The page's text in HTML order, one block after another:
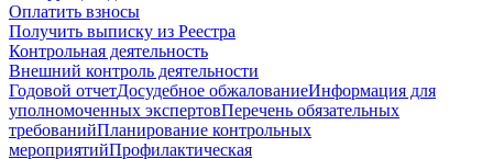
Оплатить взносы
Получить выписку из Реестра
Контрольная деятельность
Внешний контроль деятельности
Годовой отчетДосудебное обжалованиеИнформация для
уполномоченных экспертовПеречень обязательных
требованийПланирование контрольных
мероприятийПрофилактическая